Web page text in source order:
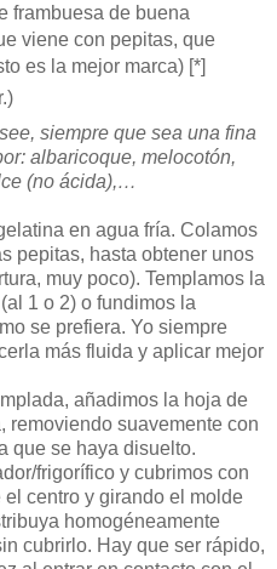
frambuesa de buena
viene con pepitas, que
es la mejor marca) [*]
siempre que sea una fina
albaricoque, melocotón,
(no ácida),…
en agua fría. Colamos
pepitas, hasta obtener unos
muy poco). Templamos la
1 o 2) o fundimos la
se prefiera. Yo siempre
más fluida y aplicar mejor
añadimos la hoja de
removiendo suavemente con
que se haya disuelto.
frigorífico y cubrimos con
centro y girando el molde
homogéneamente
cubrirlo. Hay que ser rápido,